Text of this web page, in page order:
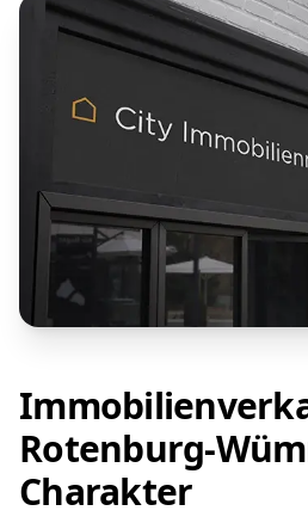
Rotenburg-
Charakter